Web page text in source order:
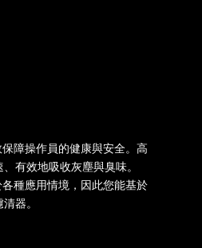
障操作員的健康與安全。高
有效地吸收灰塵與臭味。
種應用情境，因此您能基於
器。